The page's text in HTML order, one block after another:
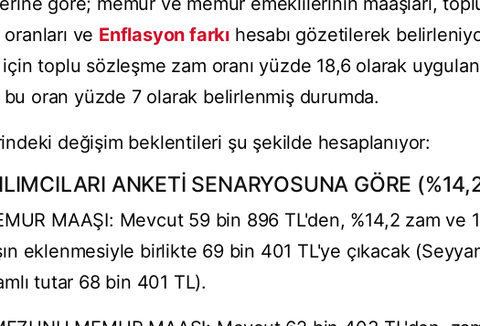
ve Enflasyon farkı hesabı gözetilerek
için toplu sözleşme zam oranı yüzde 18,6 olarak
oran yüzde 7 olarak belirlenmiş durumda.
değişim beklentileri şu şekilde hesaplanıyor:
ANKETİ SENARYOSUNA GÖRE
MAAŞI: Mevcut 59 bin 896 TL'den, %14,2 zam ve
eklenmesiyle birlikte 69 bin 401 TL'ye çıkacak
tutar 68 bin 401 TL).